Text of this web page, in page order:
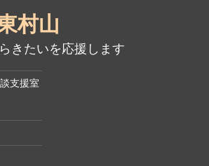
村山
きたいを応援します
支援室